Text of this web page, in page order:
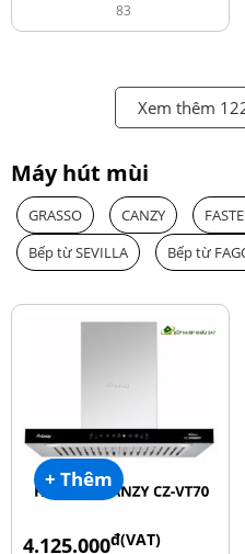
83
Xem thêm
Máy hút mùi
GRASSO CANZY
Bếp từ SEVILLA
Bếp từ
+ Thêm
4.125.000đ(VAT)